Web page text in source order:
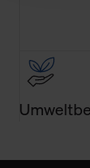
verwenden
Über den